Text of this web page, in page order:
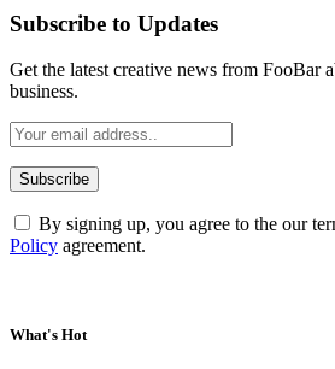
Subscribe to Updates
Get the latest creative news from FooBar
business.
By signing up, you agree to the our
Policy agreement.
What's Hot